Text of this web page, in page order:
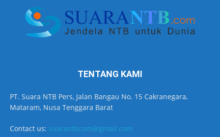
TENTANG KAMI
PT. Suara NTB Pers, Jalan Bangau No. 15 Cakranegara,
Mataram, Nusa Tenggara Barat
Contact us: suarantbcom@gmail.com